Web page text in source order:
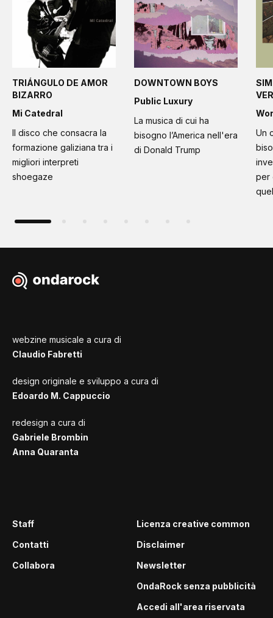
TRIÁNGULO DE AMOR
BIZARRO
Mi Catedral
Il disco che consacra la
formazione galiziana tra i
migliori interpreti
shoegaze
DOWNTOWN BOYS
Public Luxury
La musica di cui ha
bisogno l’America nell'era
di Donald Trump
Un
per
webzine musicale a cura di
Claudio Fabretti
design originale e sviluppo a cura di
Edoardo M. Cappuccio
redesign a cura di
Gabriele Brombin
Anna Quaranta
Staff
Contatti
Collabora
Licenza creative common
Disclaimer
Newsletter
OndaRock senza pubblicità
Accedi all'area riservata